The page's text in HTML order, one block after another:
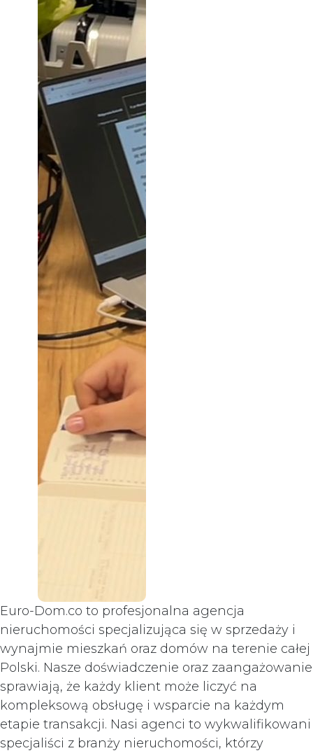
Euro-Dom.co to profesjonalna agencja
nieruchomości specjalizująca się w sprzedaży i
wynajmie mieszkań oraz domów na terenie całej
Polski. Nasze doświadczenie oraz zaangażowanie
sprawiają, że każdy klient może liczyć na
kompleksową obsługę i wsparcie na każdym
etapie transakcji. Nasi agenci to wykwalifikowani
specjaliści z branży nieruchomości, którzy